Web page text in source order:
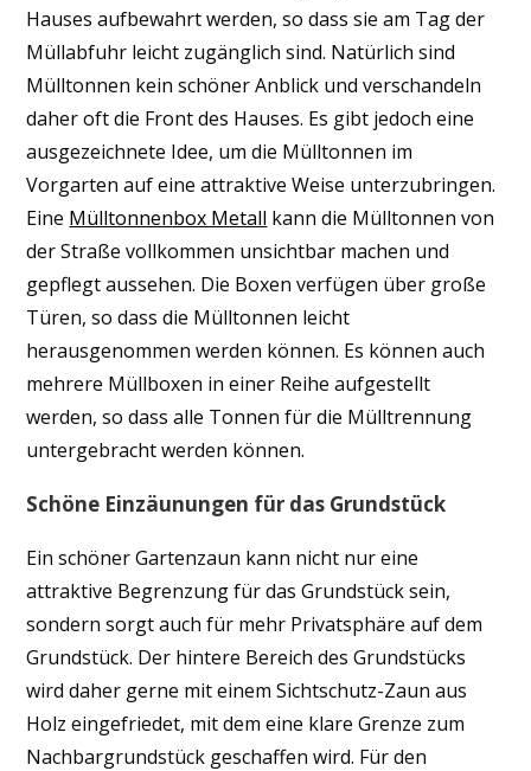
Hauses aufbewahrt werden, so dass sie am Tag der
Müllabfuhr leicht zugänglich sind. Natürlich sind
Mülltonnen kein schöner Anblick und verschandeln
daher oft die Front des Hauses. Es gibt jedoch eine
ausgezeichnete Idee, um die Mülltonnen im
Vorgarten auf eine attraktive Weise unterzubringen.
Eine Mülltonnenbox Metall kann die Mülltonnen von
der Straße vollkommen unsichtbar machen und
gepflegt aussehen. Die Boxen verfügen über große
Türen, so dass die Mülltonnen leicht
herausgenommen werden können. Es können auch
mehrere Müllboxen in einer Reihe aufgestellt
werden, so dass alle Tonnen für die Mülltrennung
untergebracht werden können.
Schöne Einzäunungen für das Grundstück
Ein schöner Gartenzaun kann nicht nur eine
attraktive Begrenzung für das Grundstück sein,
sondern sorgt auch für mehr Privatsphäre auf dem
Grundstück. Der hintere Bereich des Grundstücks
wird daher gerne mit einem Sichtschutz-Zaun aus
Holz eingefriedet, mit dem eine klare Grenze zum
Nachbargrundstück geschaffen wird. Für den